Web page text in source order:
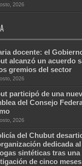
2026
docente: el
alcanzó un acuerdo
gremios del sector
2026
participó de una
del Consejo
2026
del Chubut
dedicada
sintéticas tras una
de cinco meses